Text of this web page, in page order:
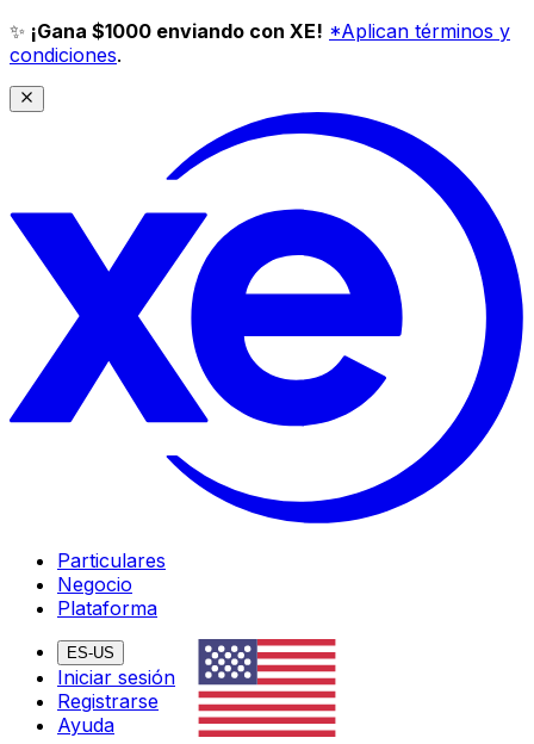
✨ ¡Gana $1000 enviando con XE! *Aplican términos y
condiciones.
Particulares
Negocio
Plataforma
ES-US
Iniciar sesión
Registrarse
Ayuda